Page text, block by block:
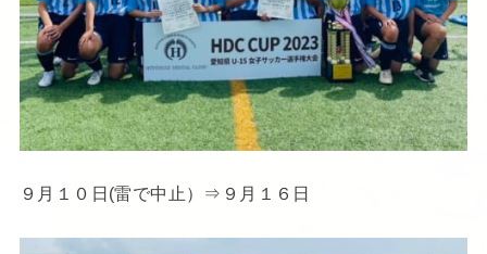
９月１０日(雷で中止）⇒９月１６日